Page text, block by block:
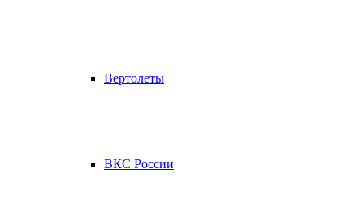
Вертолеты
ВКС России